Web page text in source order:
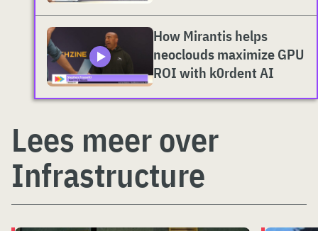
How Mirantis helps
neoclouds maximize GPU
ROI with k0rdent AI
Lees meer over
Infrastructure